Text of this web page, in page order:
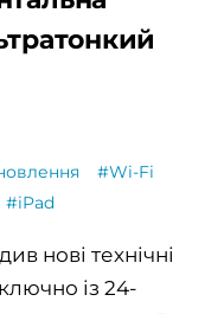
#Wi-Fi
#iPad
нові технічні
із 24-